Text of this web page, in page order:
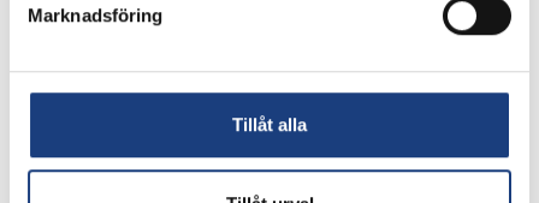
Marknadsföring
Tillåt alla